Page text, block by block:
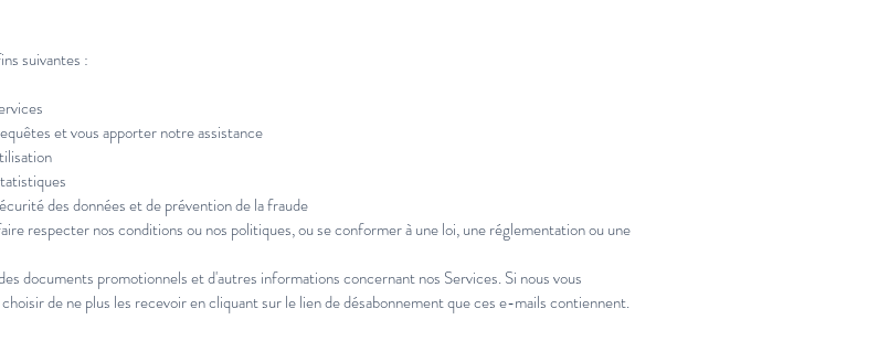
suivantes :
et vous apporter notre assistance
des données et de prévention de la fraude
respecter nos conditions ou nos politiques, ou se conformer à une loi, une réglementation ou une
documents promotionnels et d'autres informations concernant nos Services. Si nous vous
de ne plus les recevoir en cliquant sur le lien de désabonnement que ces e-mails contiennent.